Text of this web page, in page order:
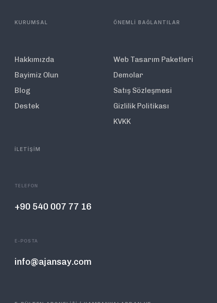
KURUMSAL
Hakkımızda
Bayimiz Olun
Blog
Destek
ÖNEMLİ BAĞLANTILAR
Web Tasarım Paketleri
Demolar
Satış Sözleşmesi
Gizlilik Politikası
KVKK
İLETİŞİM
TELEFON
+90 540 007 77 16
E-POSTA
info@ajansay.com